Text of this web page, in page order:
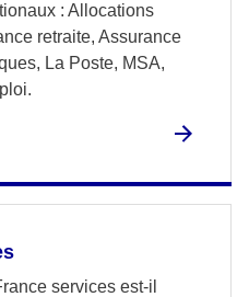
: Allocations
retraite, Assurance
La Poste, MSA,
services est-il